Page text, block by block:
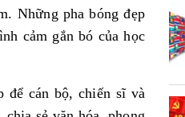
Những pha bóng đẹp
cảm gắn bó của học
để cán bộ, chiến sĩ và